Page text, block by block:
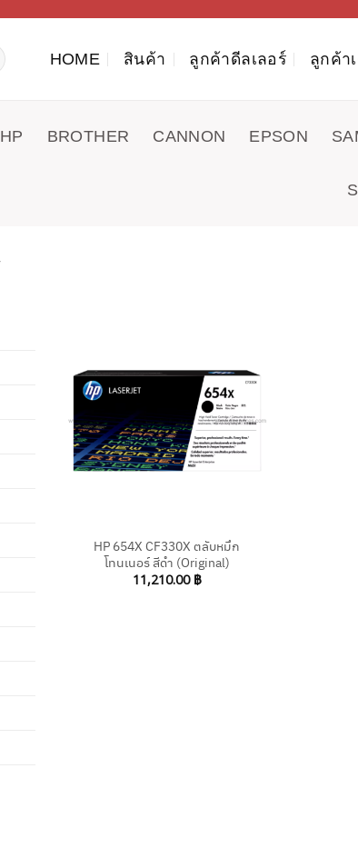
HOME สินค้า ลูกค้าดีลเลอร์ ลูกค้า
HP BROTHER CANNON EPSON
HP 654X CF330X ตลับหมึก
โทนเนอร์ สีดำ (Original)
11,210.00 ฿